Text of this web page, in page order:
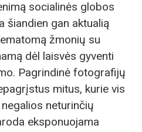
socialinės globos
šiandien gan aktualią
žmonių su
dėl laisvės gyventi
Pagrindinė fotografijų
mitus, kurie vis
neturinčių
eksponuojama